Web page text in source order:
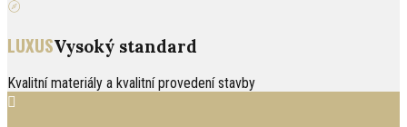
LUXUSVysoký standard
Kvalitní materiály a kvalitní provedení stavby